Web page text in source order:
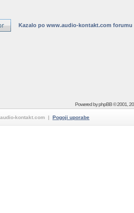
Kazalo po www.audio-kontakt.com forumu
Powered byphpBB© 2001,
kontakt.com | Pogoji uporabe